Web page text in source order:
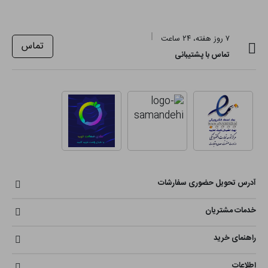
۷ روز هفته، ۲۴ ساعت
تماس با پشتیبانی
تماس
آدرس تحویل حضوری سفارشات
خدمات مشتریان
راهنمای خرید
اطلاعات